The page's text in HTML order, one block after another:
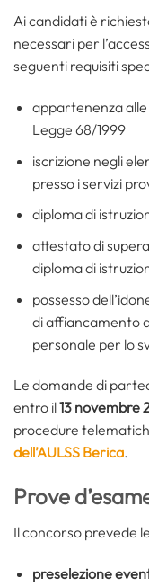
Ai candidati è
necessari per
seguenti requisiti
appartenenza alle
Legge 68/1999
iscrizione negli
presso i servizi
diploma di
attestato di
diploma di
possesso
di affiancamento
personale per lo
Le domande di
entro il13 novembre
procedure
dell’AULSS Berica.
Prove
Il concorso prevede
preselezione